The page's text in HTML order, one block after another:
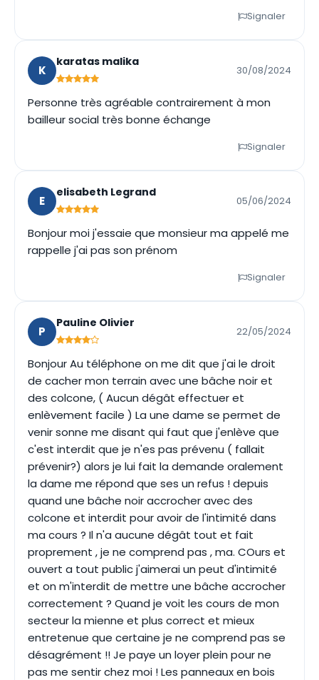
Signaler
K
karatas malika
30/08/2024
Personne très agréable contrairement à mon
bailleur social très bonne échange
Signaler
E
elisabeth Legrand
05/06/2024
Bonjour moi j'essaie que monsieur ma appelé me
rappelle j'ai pas son prénom
Signaler
P
Pauline Olivier
22/05/2024
Bonjour Au téléphone on me dit que j'ai le droit
de cacher mon terrain avec une bâche noir et
des colcone, ( Aucun dégât effectuer et
enlèvement facile ) La une dame se permet de
venir sonne me disant qui faut que j'enlève que
c'est interdit que je n'es pas prévenu ( fallait
prévenir?) alors je lui fait la demande oralement
la dame me répond que ses un refus ! depuis
quand une bâche noir accrocher avec des
colcone et interdit pour avoir de l'intimité dans
ma cours ? Il n'a aucune dégât tout et fait
proprement , je ne comprend pas , ma. COurs et
ouvert a tout public j'aimerai un peut d'intimité
et on m'interdit de mettre une bâche accrocher
correctement ? Quand je voit les cours de mon
secteur la mienne et plus correct et mieux
entretenue que certaine je ne comprend pas se
désagrément !! Je paye un loyer plein pour ne
pas me sentir chez moi ! Les panneaux en bois